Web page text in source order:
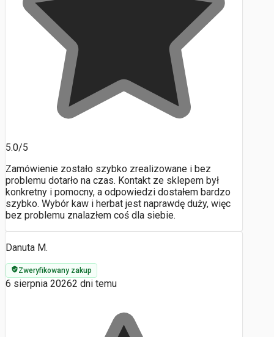
5.0/5
Zamówienie zostało szybko zrealizowane i bez
problemu dotarło na czas. Kontakt ze sklepem był
konkretny i pomocny, a odpowiedzi dostałem bardzo
szybko. Wybór kaw i herbat jest naprawdę duży, więc
bez problemu znalazłem coś dla siebie.
Danuta M.
Zweryfikowany zakup
6 sierpnia 20262 dni temu